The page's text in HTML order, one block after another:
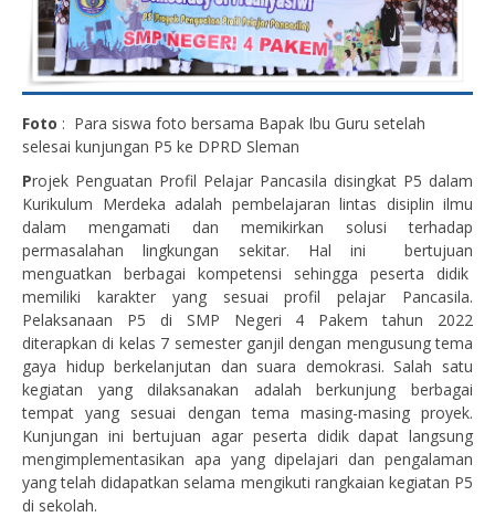
Foto : Para siswa foto bersama Bapak Ibu Guru setelah
selesai kunjungan P5 ke DPRD Sleman
Projek Penguatan Profil Pelajar Pancasila disingkat P5 dalam
Kurikulum Merdeka adalah pembelajaran lintas disiplin ilmu
dalam mengamati dan memikirkan solusi terhadap
permasalahan lingkungan sekitar. Hal ini bertujuan
menguatkan berbagai kompetensi sehingga peserta didik
memiliki karakter yang sesuai profil pelajar Pancasila.
Pelaksanaan P5 di SMP Negeri 4 Pakem tahun 2022
diterapkan di kelas 7 semester ganjil dengan mengusung tema
gaya hidup berkelanjutan dan suara demokrasi. Salah satu
kegiatan yang dilaksanakan adalah berkunjung berbagai
tempat yang sesuai dengan tema masing-masing proyek.
Kunjungan ini bertujuan agar peserta didik dapat langsung
mengimplementasikan apa yang dipelajari dan pengalaman
yang telah didapatkan selama mengikuti rangkaian kegiatan P5
di sekolah.